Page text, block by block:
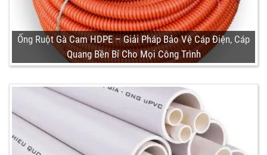
Ống Ruột Gà Cam HDPE – Giải Pháp Bảo Vệ Cáp Điện, Cáp
Quang Bền Bỉ Cho Mọi Công Trình